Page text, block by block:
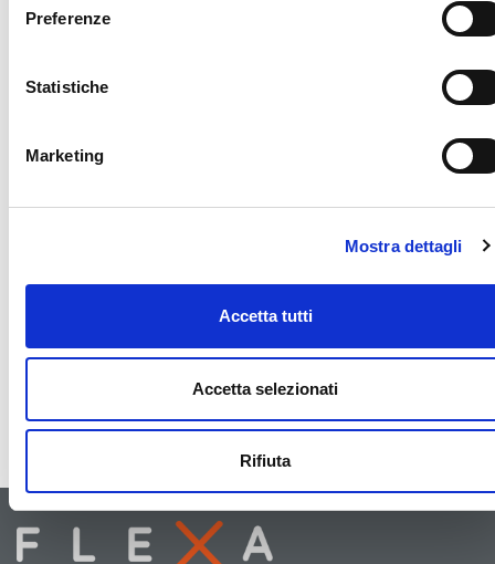
Preferenze
Statistiche
Marketing
Mostra dettagli
Accetta tutti
Accetta selezionati
Rifiuta